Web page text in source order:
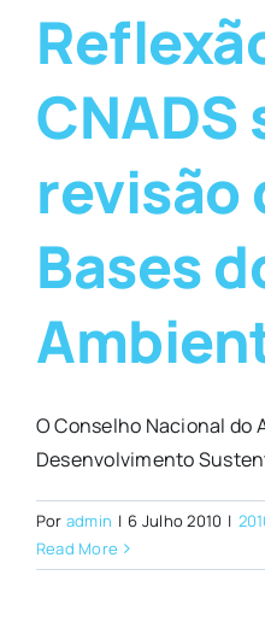
CNADS
revisão
Bases
O Conselho Nacional do
Desenvolvimento
Por admin | 6 Julho 2010 |
Read More